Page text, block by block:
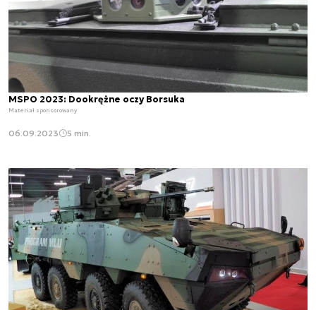
MSPO 2023: Dookrężne oczy Borsuka
Materiał sponsorowany
06.09.2023 5 min.